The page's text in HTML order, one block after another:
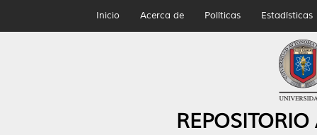
Inicio Acerca de Políticas Estadísticas